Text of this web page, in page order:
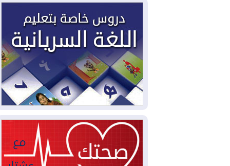
2026-08-03العراق يؤكد مجدداً التزامه
بمنع الهجمات على الدول المجاورة
2026-08-03العجز والاقتراض يطوقان
المالية العراقية.. اقتراض يتجاوز 3 تريليونات
دينار!
2026-08-03كوبا تغرق في الظلام مجددا
2026-08-03
أوامر بإجلاء 60 ألف شخص
بسبب الحرائق في ولاية واشنطن